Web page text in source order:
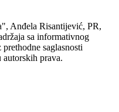
Anđela Risantijević, PR,
sa informativnog
saglasnosti
prava.